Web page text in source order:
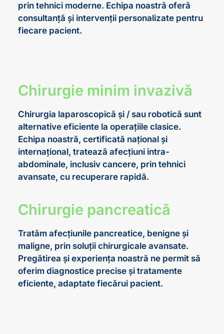
prin tehnici moderne. Echipa noastră oferă
consultanță și intervenții personalizate pentru
fiecare pacient.
Chirurgie minim invazivă
Chirurgia laparoscopică și / sau robotică sunt
alternative eficiente la operațiile clasice.
Echipa noastră, certificată național și
internațional, tratează afecțiuni intra-
abdominale, inclusiv cancere, prin tehnici
avansate, cu recuperare rapidă.
Chirurgie pancreatică
Tratăm afecțiunile pancreatice, benigne și
maligne, prin soluții chirurgicale avansate.
Pregătirea și experiența noastră ne permit să
oferim diagnostice precise și tratamente
eficiente, adaptate fiecărui pacient.